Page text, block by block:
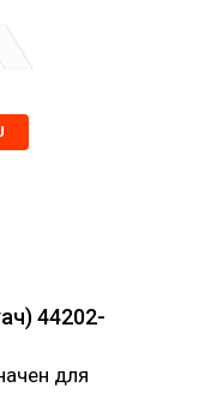
44202-
для